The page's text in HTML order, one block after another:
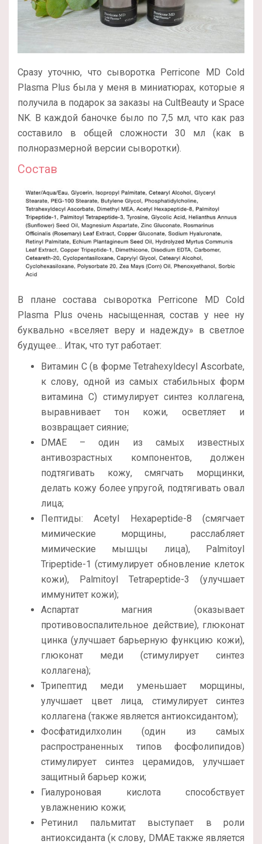
Сразу уточню, что сыворотка Perricone MD Cold
Plasma Plus была у меня в миниатюрах, которые я
получила в подарок за заказы на CultBeauty и Space
NK. В каждой баночке было по 7,5 мл, что как раз
составило в общей сложности 30 мл (как в
полноразмерной версии сыворотки).
Состав
В плане состава сыворотка Perricone MD Cold
Plasma Plus очень насыщенная, состав у нее ну
буквально «вселяет веру и надежду» в светлое
будущее… Итак, что тут работает:
Витамин С (в форме Tetrahexyldecyl Ascorbate,
к слову, одной из самых стабильных форм
витамина С) стимулирует синтез коллагена,
выравнивает тон кожи, осветляет и
возвращает сияние;
DMAE – один из самых известных
антивозрастных компонентов, должен
подтягивать кожу, смягчать морщинки,
делать кожу более упругой, подтягивать овал
лица;
Пептиды: Acetyl Hexapeptide-8 (смягчает
мимические морщины, расслабляет
мимические мышцы лица), Palmitoyl
Tripeptide-1 (стимулирует обновление клеток
кожи), Palmitoyl Tetrapeptide-3 (улучшает
иммунитет кожи);
Аспартат магния (оказывает
противовоспалительное действие), глюконат
цинка (улучшает барьерную функцию кожи),
глюконат меди (стимулирует синтез
коллагена);
Трипептид меди уменьшает морщины,
улучшает цвет лица, стимулирует синтез
коллагена (также является антиоксидантом);
Фосфатидилхолин (один из самых
распространенных типов фосфолипидов)
стимулирует синтез церамидов, улучшает
защитный барьер кожи;
Гиалуроновая кислота способствует
увлажнению кожи;
Ретинил пальмитат выступает в роли
антиоксиданта (к слову, DMAE также является